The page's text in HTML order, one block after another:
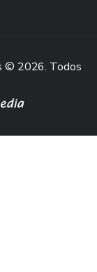
© 2026. Todos